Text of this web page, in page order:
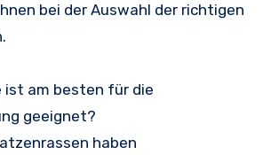
bei der Auswahl der richtigen
ist am besten für die
geeignet?
haben